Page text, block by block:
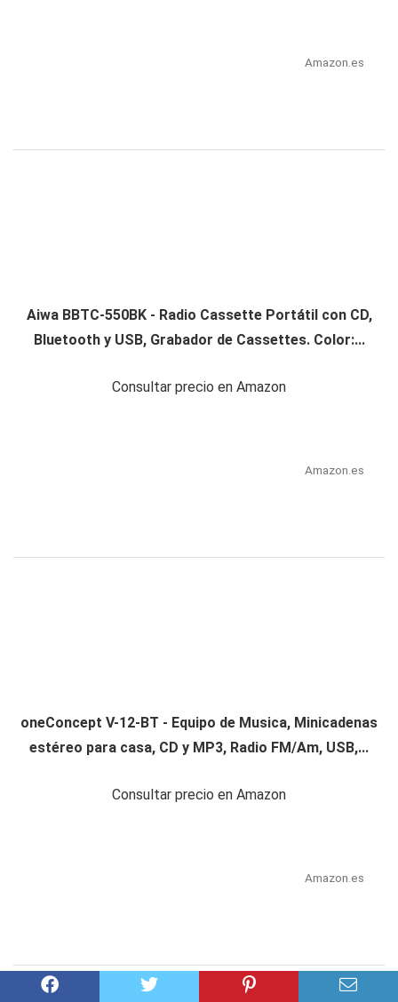
Amazon.es
Aiwa BBTC-550BK - Radio Cassette Portátil con CD,
Bluetooth y USB, Grabador de Cassettes. Color:...
Consultar precio en Amazon
Amazon.es
oneConcept V-12-BT - Equipo de Musica, Minicadenas
estéreo para casa, CD y MP3, Radio FM/Am, USB,...
Consultar precio en Amazon
Amazon.es